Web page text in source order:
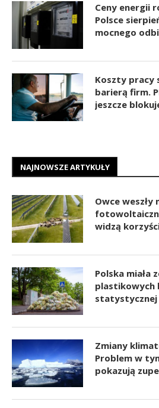
Ceny energii
Polsce
mocnego
Koszty pracy
barierą firm.
jeszcze
NAJNOWSZE ARTYKUŁY
Owce weszły
widzą
Polska miała
plastikowych
statystycznej
Zmiany
Problem w
pokazują